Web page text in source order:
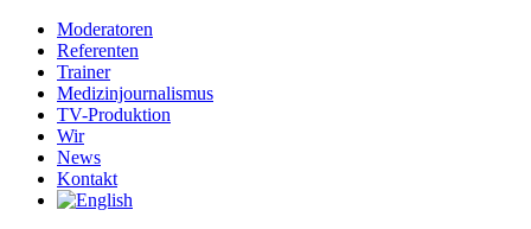
Moderatoren
Referenten
Trainer
Medizinjournalismus
TV-Produktion
Wir
News
Kontakt